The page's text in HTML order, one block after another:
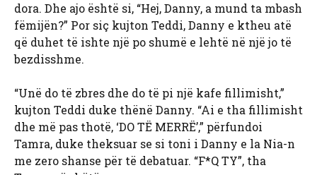
dora. Dhe ajo është si, “Hej, Danny, a mund ta mbash
fëmijën?” Por siç kujton Teddi, Danny e ktheu atë
që duhet të ishte një po shumë e lehtë në një jo të
bezdisshme.
“Unë do të zbres dhe do të pi një kafe fillimisht,”
kujton Teddi duke thënë Danny. “Ai e tha fillimisht
dhe më pas thotë, ‘DO TË MERRË’,” përfundoi
Tamra, duke theksuar se si toni i Danny e la Nia-n
me zero shanse për të debatuar. “F*Q TY”, tha